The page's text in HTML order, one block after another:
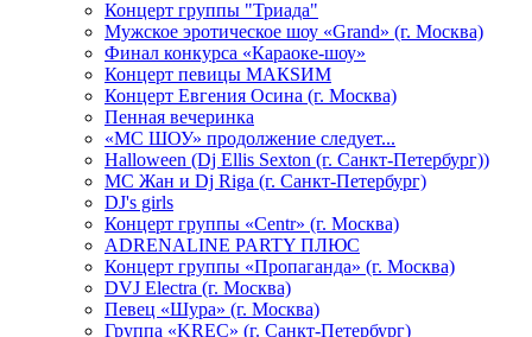
Концерт группы "Триада"
Мужское эротическое шоу «Grand» (г. Москва)
Финал конкурса «Караоке-шоу»
Концерт певицы МАКSИМ
Концерт Евгения Осина (г. Москва)
Пенная вечеринка
«МС ШОУ» продолжение следует...
Halloween (Dj Ellis Sexton (г. Санкт-Петербург))
МС Жан и Dj Riga (г. Санкт-Петербург)
DJ's girls
Концерт группы «Centr» (г. Москва)
ADRENALINE PARTY ПЛЮС
Концерт группы «Пропаганда» (г. Москва)
DVJ Electra (г. Москва)
Певец «Шура» (г. Москва)
Группа «KREC» (г. Санкт-Петербург)